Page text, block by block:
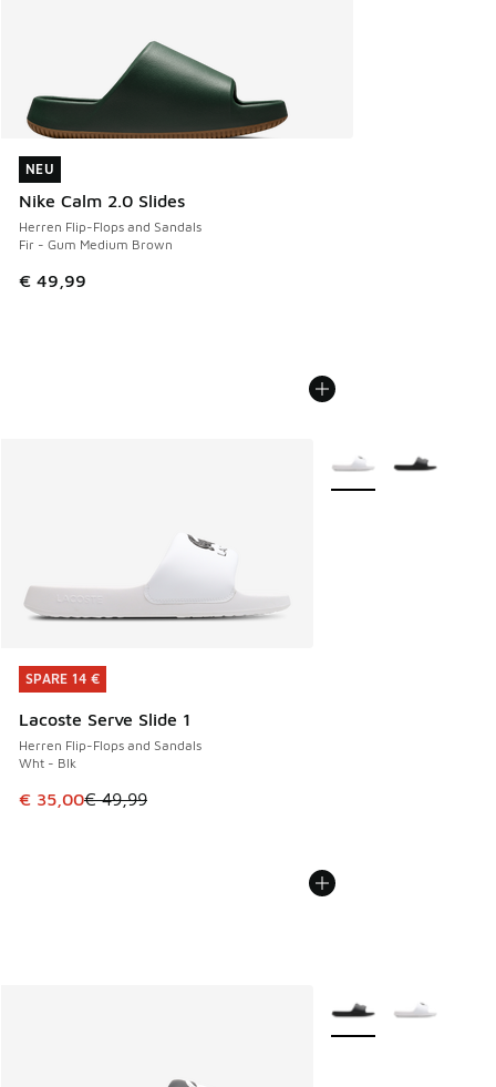
NEU
Nike Calm 2.0 Slides
Herren Flip-Flops and Sandals
Fir - Gum Medium Brown
€ 49,99
NEU
SPARE 14 €
Lacoste Serve Slide 1
Herren Flip-Flops and Sandals
Wht - Blk
Dieser Artikel ist im Sale. Der Preis ist von € 49,99 auf €
€ 35,00€ 49,99
SPARE 14 €
Weitere Farben
Weitere Farben